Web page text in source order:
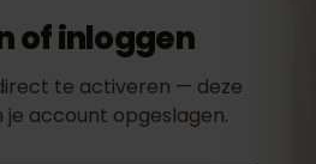
of inloggen
te activeren — deze
account opgeslagen.